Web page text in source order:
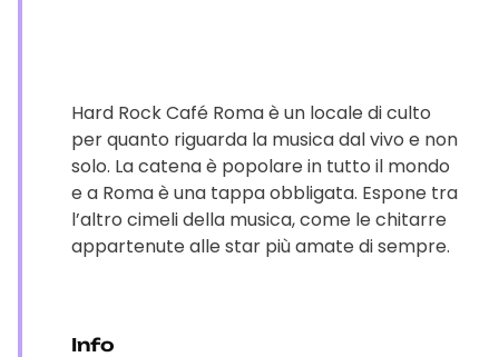
Hard Rock Café Roma è un locale di culto
per quanto riguarda la musica dal vivo e non
solo. La catena è popolare in tutto il mondo
e a Roma è una tappa obbligata. Espone tra
l’altro cimeli della musica, come le chitarre
appartenute alle star più amate di sempre.
Info